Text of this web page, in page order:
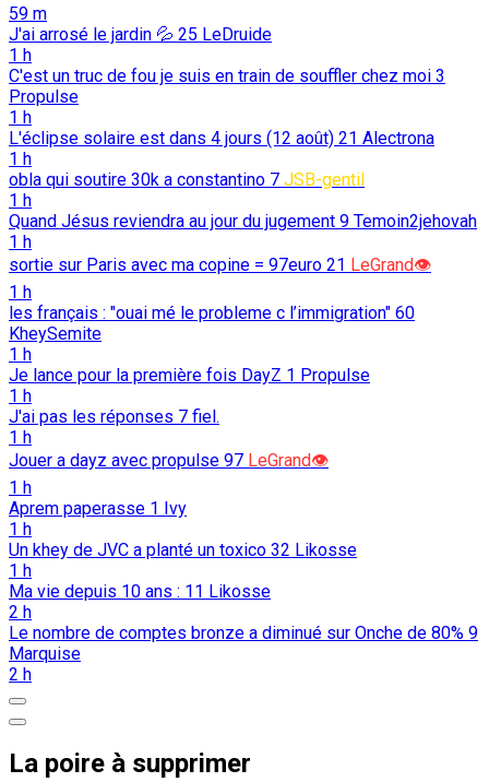
59 m
J'ai arrosé le jardin 💦 25 LeDruide
1 h
C'est un truc de fou je suis en train de souffler chez moi 3
Propulse
1 h
L'éclipse solaire est dans 4 jours (12 août) 21 Alectrona
1 h
obla qui soutire 30k a constantino 7 JSB-gentil
1 h
Quand Jésus reviendra au jour du jugement 9 Temoin2jehovah
1 h
sortie sur Paris avec ma copine = 97euro 21 LeGrand👁️
1 h
les français : "ouai mé le probleme c l’immigration" 60
KheySemite
1 h
Je lance pour la première fois DayZ 1 Propulse
1 h
J'ai pas les réponses 7 fiel.
1 h
Jouer a dayz avec propulse 97 LeGrand👁️
1 h
Aprem paperasse 1 Ivy
1 h
Un khey de JVC a planté un toxico 32 Likosse
1 h
Ma vie depuis 10 ans : 11 Likosse
2 h
Le nombre de comptes bronze a diminué sur Onche de 80% 9
Marquise
2 h
La poire à supprimer